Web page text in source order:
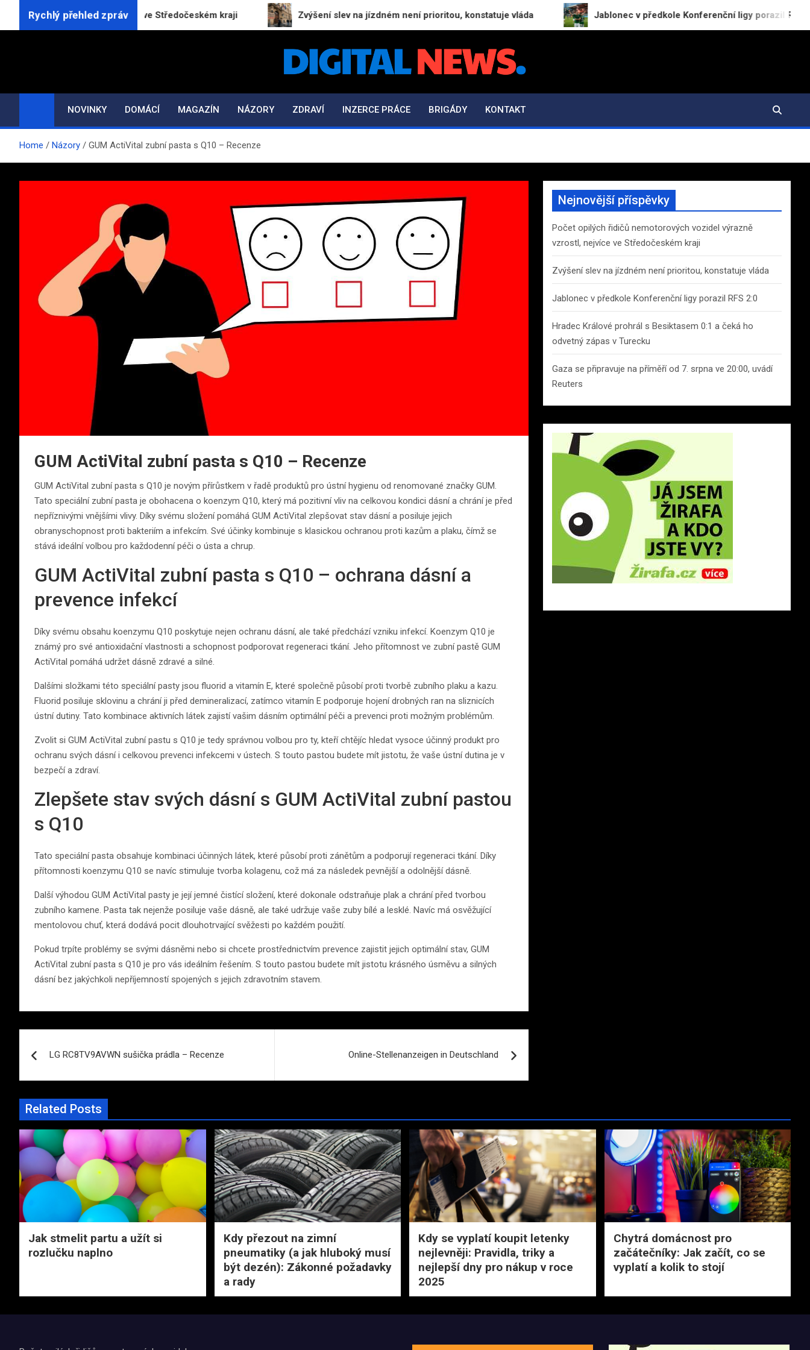
Rychlý přehled zpráv
výrazně vzrostl, nejvíce ve Středočeském kraji Zvýšení slev na jízdném není prioritou, konstatuje vláda Jablonec v předkole Konferenční ligy porazil RFS 2:0
Digital-News.cz
NOVINKY DOMÁCÍ MAGAZÍN NÁZORY ZDRAVÍ INZERCE PRÁCE BRIGÁDY KONTAKT
Home Názory GUM ActiVital zubní pasta s Q10 – Recenze
GUM ActiVital zubní pasta s Q10 – Recenze
GUM ActiVital zubní pasta s Q10 je novým přírůstkem v řadě produktů pro ústní hygienu od renomované značky GUM.
Tato speciální zubní pasta je obohacena o koenzym Q10, který má pozitivní vliv na celkovou kondici dásní a chrání je před
nepříznivými vnějšími vlivy. Díky svému složení pomáhá GUM ActiVital zlepšovat stav dásní a posiluje jejich
obranyschopnost proti bakteriím a infekcím. Své účinky kombinuje s klasickou ochranou proti kazům a plaku, čímž se
stává ideální volbou pro každodenní péči o ústa a chrup.
GUM ActiVital zubní pasta s Q10 – ochrana dásní a
prevence infekcí
Díky svému obsahu koenzymu Q10 poskytuje nejen ochranu dásní, ale také předchází vzniku infekcí. Koenzym Q10 je
známý pro své antioxidační vlastnosti a schopnost podporovat regeneraci tkání. Jeho přítomnost ve zubní pastě GUM
ActiVital pomáhá udržet dásně zdravé a silné.
Dalšími složkami této speciální pasty jsou fluorid a vitamín E, které společně působí proti tvorbě zubního plaku a kazu.
Fluorid posiluje sklovinu a chrání ji před demineralizací, zatímco vitamín E podporuje hojení drobných ran na sliznicích
ústní dutiny. Tato kombinace aktivních látek zajistí vašim dásním optimální péči a prevenci proti možným problémům.
Zvolit si GUM ActiVital zubní pastu s Q10 je tedy správnou volbou pro ty, kteří chtějíc hledat vysoce účinný produkt pro
ochranu svých dásní i celkovou prevenci infekcemi v ústech. S touto pastou budete mít jistotu, že vaše ústní dutina je v
bezpečí a zdraví.
Zlepšete stav svých dásní s GUM ActiVital zubní pastou
s Q10
Tato speciální pasta obsahuje kombinaci účinných látek, které působí proti zánětům a podporují regeneraci tkání. Díky
přítomnosti koenzymu Q10 se navíc stimuluje tvorba kolagenu, což má za následek pevnější a odolnější dásně.
Další výhodou GUM ActiVital pasty je její jemné čistící složení, které dokonale odstraňuje plak a chrání před tvorbou
zubního kamene. Pasta tak nejenže posiluje vaše dásně, ale také udržuje vaše zuby bílé a lesklé. Navíc má osvěžující
mentolovou chuť, která dodává pocit dlouhotrvající svěžesti po každém použití.
Pokud trpíte problémy se svými dásněmi nebo si chcete prostřednictvím prevence zajistit jejich optimální stav, GUM
ActiVital zubní pasta s Q10 je pro vás ideálním řešením. S touto pastou budete mít jistotu krásného úsměvu a silných
dásní bez jakýchkoli nepříjemností spojených s jejich zdravotním stavem.
pro
LG RC8TV9AVWN sušička prádla – Recenze Online-Stellenanzeigen in Deutschland
Nejnovější příspěvky
Počet opilých řidičů nemotorových vozidel výrazně
vzrostl, nejvíce ve Středočeském kraji
Zvýšení slev na jízdném není prioritou, konstatuje vláda
Jablonec v předkole Konferenční ligy porazil RFS 2:0
Hradec Králové prohrál s Besiktasem 0:1 a čeká ho
odvetný zápas v Turecku
Gaza se připravuje na příměří od 7. srpna ve 20:00, uvádí
Reuters
Related Posts
Jak stmelit partu a užít si
rozlučku naplno
Kdy přezout na zimní
pneumatiky (a jak hluboký musí
být dezén): Zákonné požadavky
a rady
Kdy se vyplatí koupit letenky
nejlevněji: Pravidla, triky a
nejlepší dny pro nákup v roce
2025
Chytrá domácnost pro
začátečníky: Jak začít, co se
vyplatí a kolik to stojí